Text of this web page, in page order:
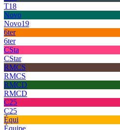
T18
Novo
Novo19
6ter
6ter
CSta
CStar
RMCS
RMCS
RMCD
RMCD
C25
C25
Équi
Équipe